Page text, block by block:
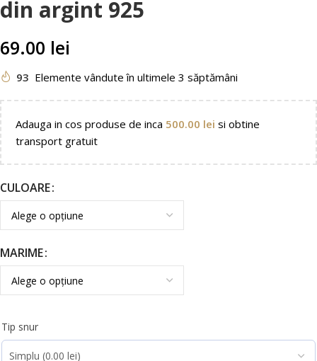
din argint 925
69.00 lei
93 Elemente vândute în ultimele 3 săptămâni
Adauga in cos produse de inca 500.00 lei si obtine
transport gratuit
CULOARE
MARIME
Tip snur